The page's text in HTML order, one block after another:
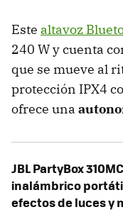
Este altavoz
240 W y cuenta
que se mueve al
protección IPX4
ofrece una
JBL PartyBox
inalámbrico
efectos de luces y